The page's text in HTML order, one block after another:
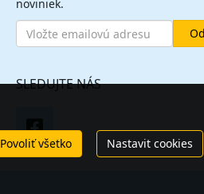
noviniek.
SLEDUJTE NÁS
Povoliť všetko Nastavit cookies